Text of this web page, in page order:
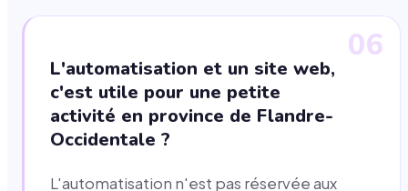
06
L'automatisation et un site web,
c'est utile pour une petite
activité en province de Flandre-
Occidentale ?
L'automatisation n'est pas réservée aux